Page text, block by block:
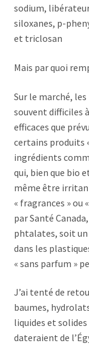
sodium,
siloxanes, p-
et triclosan
Mais par quoi
Sur le marché,
souvent difficiles
efficaces que
certains produits
ingrédients
qui, bien que bio
même être
« fragrances » ou
par Santé
phtalates, soit un
dans les
« sans parfum »
J’ai tenté de
baumes,
liquides et
dateraient de